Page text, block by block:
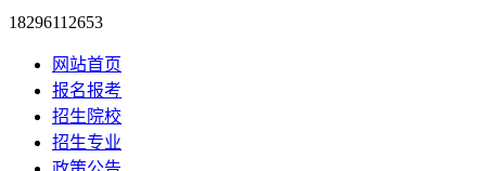
18296112653
网站首页
报名报考
招生院校
招生专业